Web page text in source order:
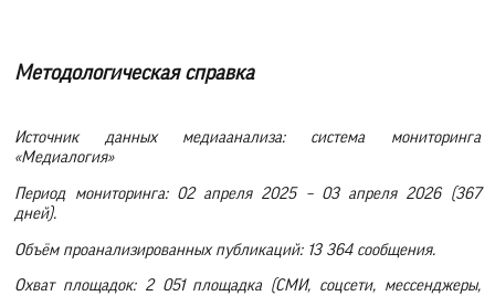
Методологическая справка
Источник данных медиаанализа: система мониторинга
«Медиалогия»
Период мониторинга: 02 апреля 2025 – 03 апреля 2026 (367
дней).
Объём проанализированных публикаций: 13 364 сообщения.
Охват площадок: 2 051 площадка (СМИ, соцсети, мессенджеры,